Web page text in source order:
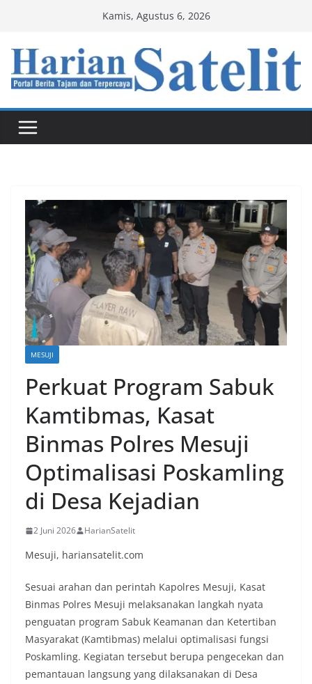
content
Kamis, Agustus 6, 2026
MESUJI
Perkuat Program Sabuk
Kamtibmas, Kasat
Binmas Polres Mesuji
Optimalisasi Poskamling
di Desa Kejadian
2 Juni 2026 HarianSatelit
Mesuji, hariansatelit.com
Sesuai arahan dan perintah Kapolres Mesuji, Kasat
Binmas Polres Mesuji melaksanakan langkah nyata
penguatan program Sabuk Keamanan dan Ketertiban
Masyarakat (Kamtibmas) melalui optimalisasi fungsi
Poskamling. Kegiatan tersebut berupa pengecekan dan
pemantauan langsung yang dilaksanakan di Desa